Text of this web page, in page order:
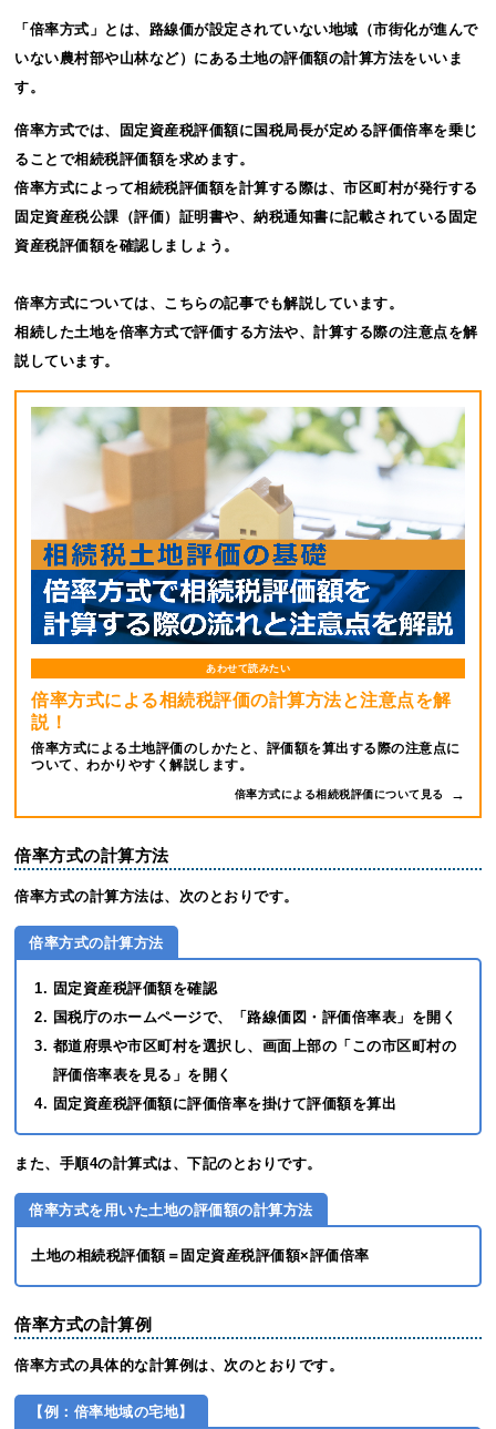
「倍率方式」とは、路線価が設定されていない地域（市街化が進んで
いない農村部や山林など）にある土地の評価額の計算方法をいいま
す。
倍率方式では、固定資産税評価額に国税局長が定める評価倍率を乗じ
ることで相続税評価額を求めます。
倍率方式によって相続税評価額を計算する際は、市区町村が発行する
固定資産税公課（評価）証明書や、納税通知書に記載されている固定
資産税評価額を確認しましょう。
倍率方式については、こちらの記事でも解説しています。
相続した土地を倍率方式で評価する方法や、計算する際の注意点を解
説しています。
あわせて読みたい
倍率方式による相続税評価の計算方法と注意点を解
説！
倍率方式による土地評価のしかたと、評価額を算出する際の注意点に
ついて、わかりやすく解説します。
倍率方式による相続税評価について見る
倍率方式の計算方法
倍率方式の計算方法は、次のとおりです。
倍率方式の計算方法
固定資産税評価額を確認
国税庁のホームページで、「路線価図・評価倍率表」を開く
都道府県や市区町村を選択し、画面上部の「この市区町村の
評価倍率表を見る」を開く
固定資産税評価額に評価倍率を掛けて評価額を算出
また、手順4の計算式は、下記のとおりです。
倍率方式を用いた土地の評価額の計算方法
土地の相続税評価額＝固定資産税評価額×評価倍率
倍率方式の計算例
倍率方式の具体的な計算例は、次のとおりです。
【例：倍率地域の宅地】